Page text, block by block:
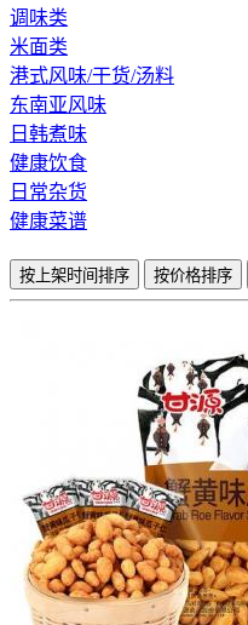
调味类
米面类
港式风味/干货/汤料
东南亚风味
日韩煮味
健康饮食
日常杂货
健康菜谱
按上架时间排序 按价格排序